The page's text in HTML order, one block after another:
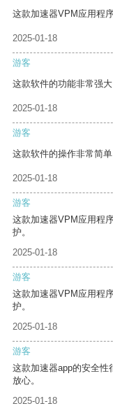
这款加速器VPM应用程
2025-01-18
游客
这款软件的功能非常强
2025-01-18
游客
这款软件的操作非常简
2025-01-18
游客
这款加速器VPM应用程
护。
2025-01-18
游客
这款加速器VPM应用程
护。
2025-01-18
游客
这款加速器app的安全性
放心。
2025-01-18